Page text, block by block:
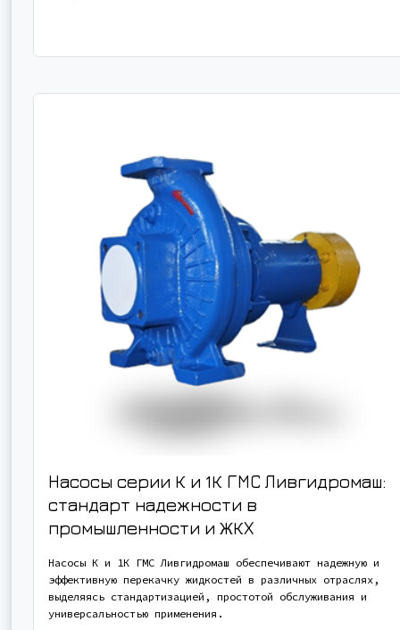
Насосы серии К и 1К ГМС Ливгидромаш:
стандарт надежности в
промышленности и ЖКХ
Насосы К и 1К ГМС Ливгидромаш обеспечивают надежную и
эффективную перекачку жидкостей в различных отраслях,
выделяясь стандартизацией, простотой обслуживания и
универсальностью применения.